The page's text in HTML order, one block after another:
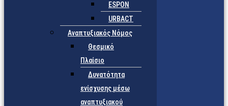
ESPON
URBACT
Αναπτυξιακός Νόμος
Θεσμικό
Πλαίσιο
Δυνατότητα
ενίσχυσης μέσω
αναπτυξιακού